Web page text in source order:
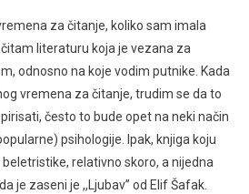
za čitanje, koliko sam imala
literaturu koja je vezana za
odnosno na koje vodim putnike. Kada
vremena za čitanje, trudim se da to
često to bude opet na neki način
psihologije. Ipak, knjiga koju
relativno skoro, a nijedna
je zaseni je ,,Ljubav’’ od Elif Šafak.